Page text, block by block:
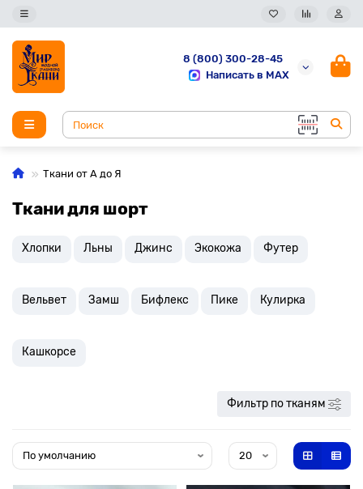
8 (800) 300-28-45
Написать в MAX
Ткани от А до Я
Ткани для шорт
Хлопки Льны Джинс Экокожа Футер
Вельвет Замш Бифлекс Пике Кулирка
Кашкорсе
Фильтр по тканям